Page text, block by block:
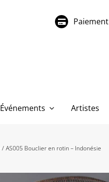
Événements Artistes
AS005 Bouclier en rotin – Indonésie